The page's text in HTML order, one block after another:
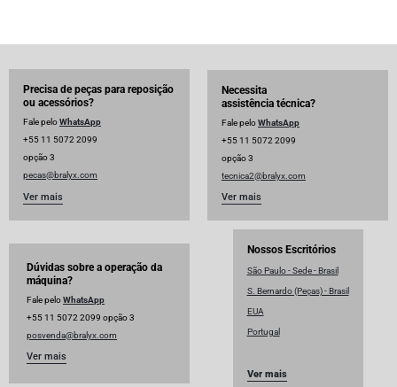
Precisa de peças para reposição
ou acessórios?
Fale peloWhatsApp
+55 11 5072 2099
opção 3
pecas@bralyx.com
Ver mais
Necessita
assistência técnica?
Fale peloWhatsApp
+55 11 5072 2099
opção 3
tecnica2@bralyx.com
Ver mais
Dúvidas sobre a operação da
máquina?
Fale peloWhatsApp
+55 11 5072 2099 opção 3
posvenda@bralyx.com
Ver mais
Nossos Escritórios
São Paulo - Sede - Brasil
S. Bernardo (Peças) - Brasil
EUA
Portugal
Ver mais